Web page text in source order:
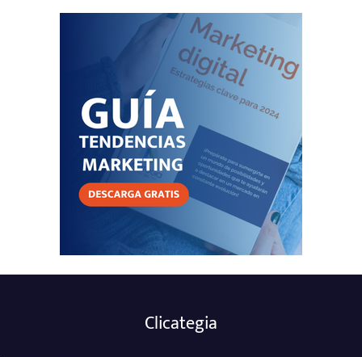
Clicategia